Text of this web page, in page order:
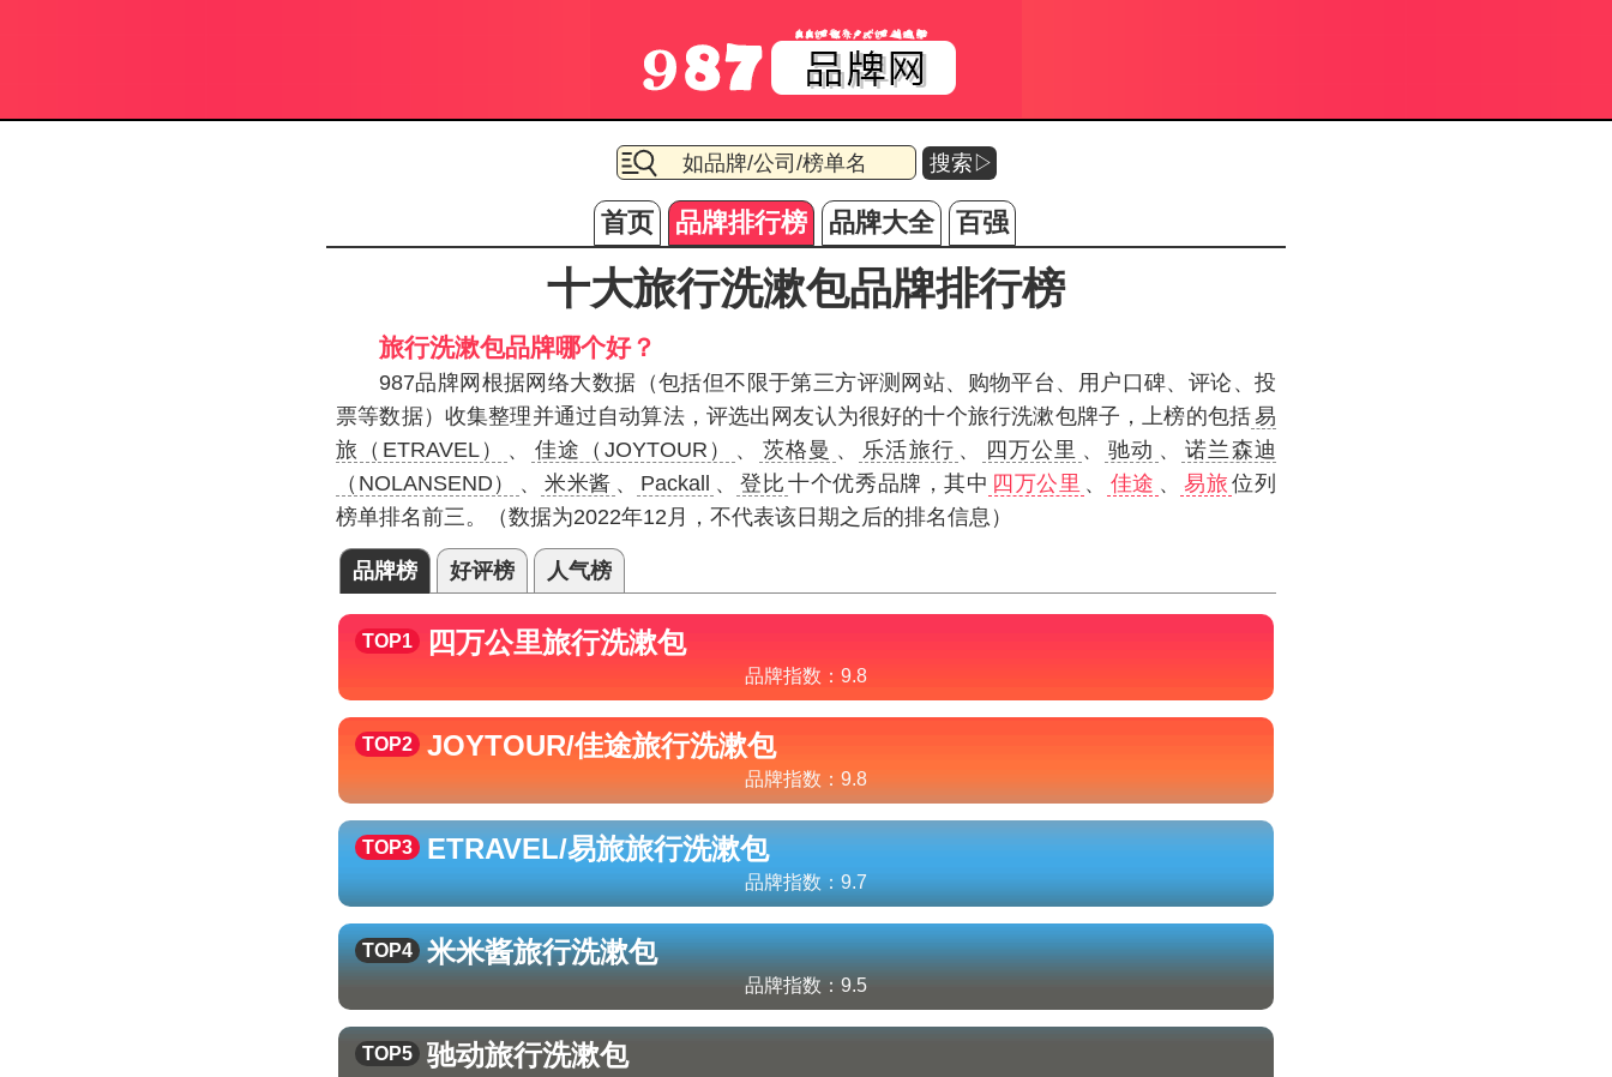
搜索▷
首页 品牌排行榜 品牌大全 百强
十大旅行洗漱包品牌排行榜
旅行洗漱包品牌哪个好？
987品牌网根据网络大数据（包括但不限于第三方评测网站、购物平台、用户口碑、评论、投
票等数据）收集整理并通过自动算法，评选出网友认为很好的十个旅行洗漱包牌子，上榜的包括易
旅（ETRAVEL）
、 佳途（JOYTOUR） 、 茨格曼 、 乐活旅行 、 四万公里 、 驰动 、
诺兰森迪
（NOLANSEND）
、 米米酱 、 Packall 、 登比 十个优秀品牌，其中 四万公里 、 佳途 、 易旅 位列
榜单排名前三。（数据为2022年12月，不代表该日期之后的排名信息）
品牌榜 好评榜 人气榜
TOP1 四万公里旅行洗漱包
品牌指数： 9.8
TOP2 JOYTOUR/佳途旅行洗漱包
品牌指数： 9.8
TOP3 ETRAVEL/易旅旅行洗漱包
品牌指数： 9.7
TOP4 米米酱旅行洗漱包
品牌指数： 9.5
TOP5 驰动旅行洗漱包